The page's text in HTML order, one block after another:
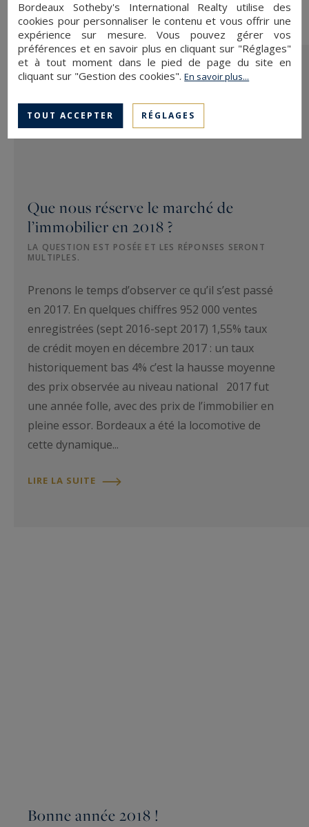
Que nous réserve le marché de
l’immobilier en 2018 ?
LA QUESTION EST POSÉE ET LES RÉPONSES SERONT
MULTIPLES.
Prenons le temps d’observer ce qu’il s’est passé
en 2017. En quelques chiffres 952 000 ventes
enregistrées (sept 2016-sept 2017) 1,55% taux
de crédit moyen en décembre 2017 : un taux
historiquement bas 4% c’est la hausse moyenne
des prix observée au niveau national 2017 fut
une année folle, avec des prix de l’immobilier en
pleine essor. Bordeaux a été la locomotive de
cette dynamique...
LIRE LA SUITE
Bonne année 2018 !
Bordeaux Sotheby's International Realty utilise des
cookies pour personnaliser le contenu et vous offrir une
expérience sur mesure. Vous pouvez gérer vos
préférences et en savoir plus en cliquant sur "Réglages"
et à tout moment dans le pied de page du site en
cliquant sur "Gestion des cookies".En savoir plus...
TOUT ACCEPTER RÉGLAGES